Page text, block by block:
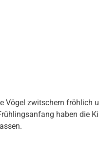
Vögel zwitschern fröhlich
haben die